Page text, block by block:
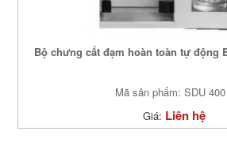
Bộ chưng cất đạm hoàn toàn tự động
Mã sản phẩm: SDU 400
Giá: Liên hệ